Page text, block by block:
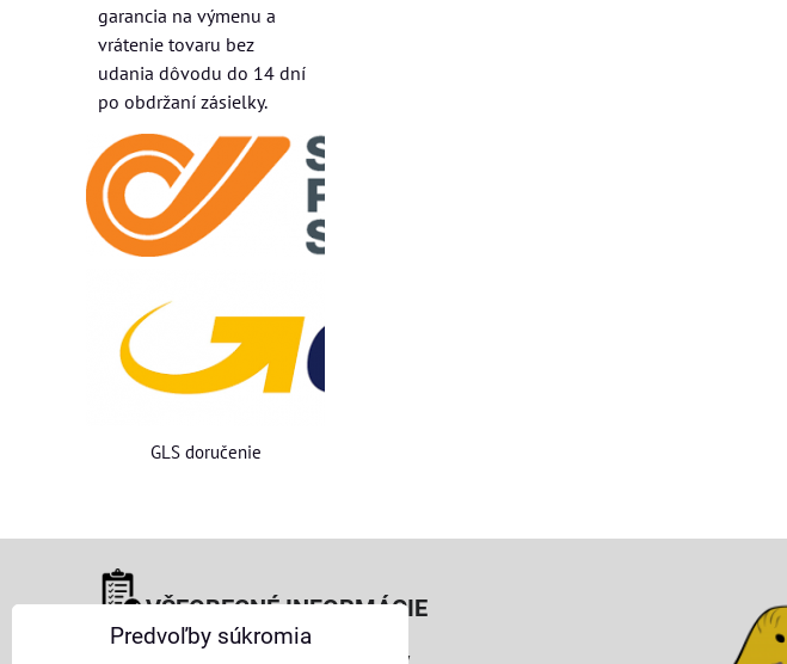
garancia na výmenu a
vrátenie tovaru bez
udania dôvodu do 14 dní
po obdržaní zásielky.
GLS doručenie
VŠEOBECNÉ INFORMÁCIE
Obchodné podmienky pre osoby
Predvoľby súkromia